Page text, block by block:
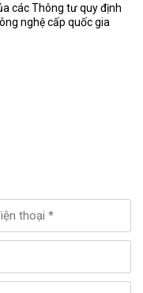
các Thông tư quy định
nghệ cấp quốc gia